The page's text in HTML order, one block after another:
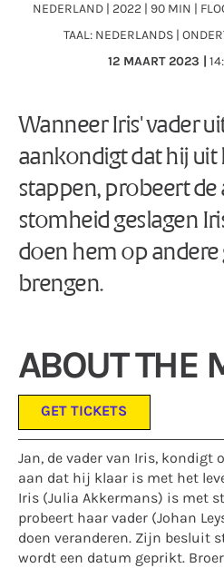
NEDERLAND | 2022 | 90 MIN |
TAAL: NEDERLANDS |
12 MAART 2023 |
Wanneer Iris' vader
aankondigt dat hij uit
stappen, probeert
stomheid geslagen
doen hem op andere
brengen.
ABOUT THE
GET TICKETS
Jan, de vader van Iris, kondigt
aan dat hij klaar is met het
Iris (Julia Akkermans) is met
probeert haar vader (Johan
doen veranderen. Zijn besluit
wordt een datum geprikt.